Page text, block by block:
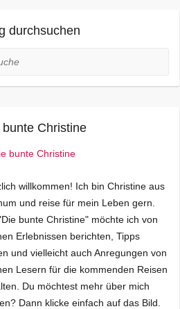
durchsuchen
bunte Christine
willkommen! Ich bin Christine aus
und reise für mein Leben gern.
bunte Christine" möchte ich von
Erlebnissen berichten, Tipps
und vielleicht auch Anregungen von
Lesern für die kommenden Reisen
Du möchtest mehr über mich
Dann klicke einfach auf das Bild.